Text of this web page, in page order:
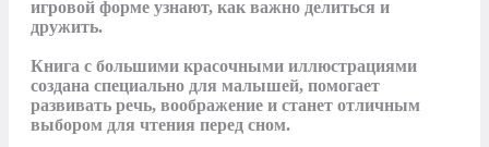
игровой форме узнают, как важно делиться и
дружить.
Книга с большими красочными иллюстрациями
создана специально для малышей, помогает
развивать речь, воображение и станет отличным
выбором для чтения перед сном.